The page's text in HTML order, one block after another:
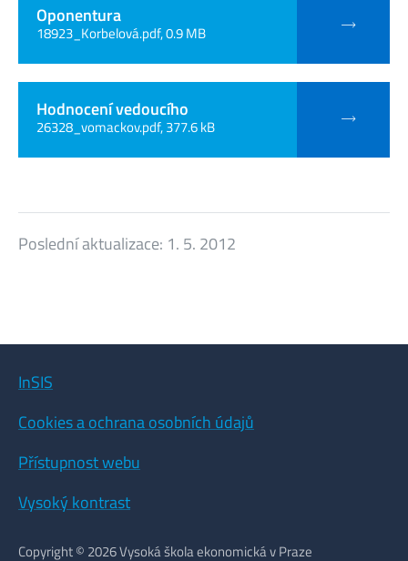
Oponentura
18923_Korbelová.pdf, 0.9 MB
Hodnocení vedoucího
26328_vomackov.pdf, 377.6 kB
Poslední aktualizace: 1. 5. 2012
InSIS
Cookies a ochrana osobních údajů
Přístupnost webu
Vysoký kontrast
Copyright © 2026 Vysoká škola ekonomická v Praze